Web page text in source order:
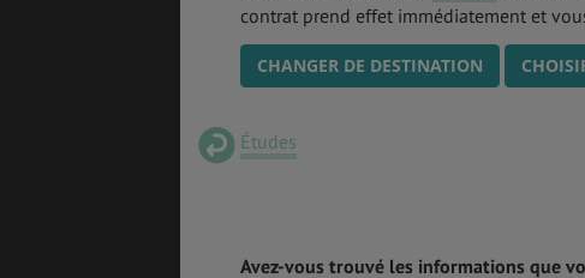
contrat prend effet immédiatement et
CHANGER DE DESTINATION
Études
Avez-vous trouvé les informations que